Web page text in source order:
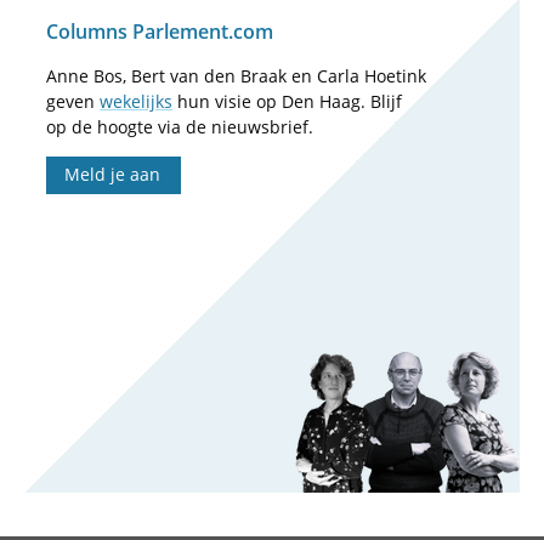
Columns Parlement.com
Anne Bos, Bert van den Braak en Carla Hoetink
geven wekelijks hun visie op Den Haag. Blijf
op de hoogte via de nieuwsbrief.
Meld je aan